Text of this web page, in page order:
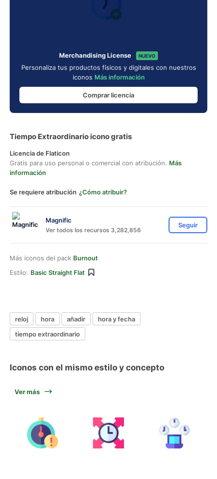
Merchandising License NUEVO
Personaliza tus productos físicos y digitales con nuestros
iconos Más información
Comprar licencia
Tiempo Extraordinario icono gratis
Licencia de Flaticon
Gratis para uso personal o comercial con atribución. Más
información
Se requiere atribución ¿Cómo atribuir?
Magnific
Ver todos los recursos 3,282,856
Seguir
Más iconos del pack Burnout
Estilo: Basic Straight Flat
reloj hora añadir
hora y fecha
tiempo extraordinario
Iconos con el mismo estilo y concepto
Ver más